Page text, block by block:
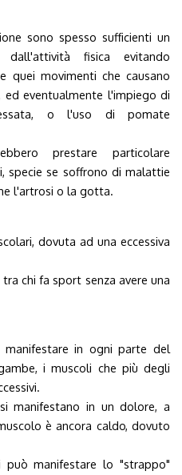
sono spesso sufficienti un
fisica evitando
quei movimenti che causano
eventualmente l'impiego di
o l'uso di pomate
prestare particolare
specie se soffrono di malattie
l'artrosi o la gotta.
dovuta ad una eccessiva
chi fa sport senza avere una
in ogni parte del
i muscoli che più degli
manifestano in un dolore, a
è ancora caldo, dovuto
manifestare lo "strappo"